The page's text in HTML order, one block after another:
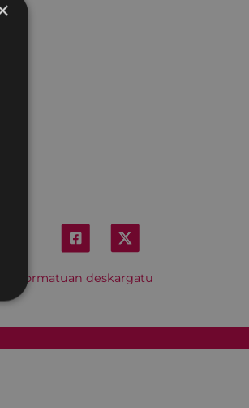
formatuan deskargatu